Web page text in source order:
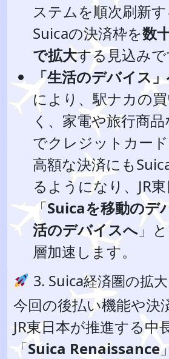
ステムを順次刷新す
Suicaの決済枠を数
で拡大する見込みで
「生活のデバイス
により、駅ナカの
く、家電や旅行商
でクレジットカー
高額な決済にも
るようになり、JR
「Suicaを移動のデ
活のデバイスへ 」
層加速します。
3. Suica経済圏の拡
今回の後払い機能や決
JR東日本が推進する中
「Suica Renaissance